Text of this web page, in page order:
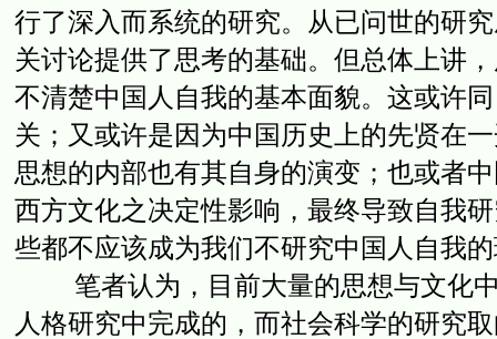
行了深入而系统的研究。从已问世的研
关讨论提供了思考的基础。但总体上讲
不清楚中国人自我的基本面貌。这或许
关；又或许是因为中国历史上的先贤在
思想的内部也有其自身的演变；也或者
西方文化之决定性影响，最终导致自我
些都不应该成为我们不研究中国人自我
笔者认为，目前大量的思想与文化中
人格研究中完成的，而社会科学的研究